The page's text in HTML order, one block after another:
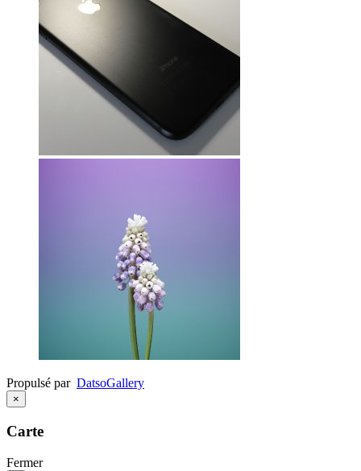
Propulsé par DatsoGallery
×
Carte
Fermer